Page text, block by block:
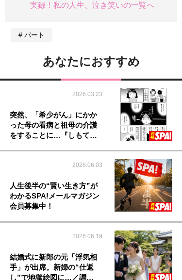
実録！私の人生、泣き笑いの一覧へ
パート
あなたにおすすめ
2026.03.23
突然、「希少がん」にかか
った母の看病と祖母の介護
をすることに…『しもて…
2026.06.03
人生後半の“賢い生き方”が
わかるSPA!メールマガジン
会員募集中！
2026.06.19
結婚式に新郎の元「浮気相
手」が出席。新婦の“仕返
し”で地獄絵図に…／調…